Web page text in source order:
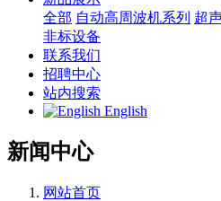
全部 自动高周波机系列 超
非标设备
联系我们
招聘中心
站内搜索
English
新闻中心
网站首页